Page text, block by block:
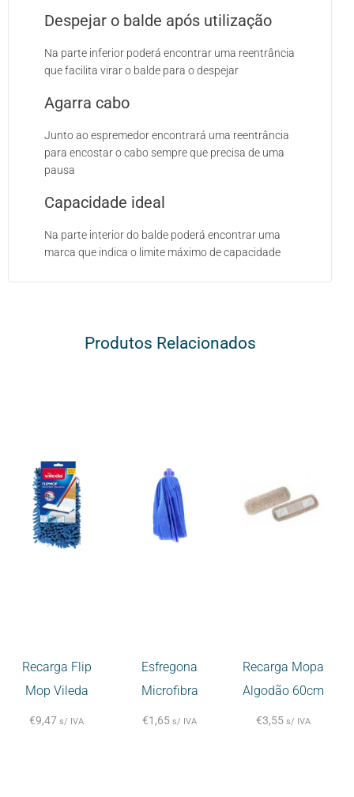
Despejar o balde após utilização
Na parte inferior poderá encontrar uma reentrância
que facilita virar o balde para o despejar
Agarra cabo
Junto ao espremedor encontrará uma reentrância
para encostar o cabo sempre que precisa de uma
pausa
Capacidade ideal
Na parte interior do balde poderá encontrar uma
marca que indica o limite máximo de capacidade
Produtos Relacionados
Recarga Flip
Mop Vileda
€9,47 s/ IVA
Esfregona
Microfibra
€1,65 s/ IVA
Recarga Mopa
Algodão 60cm
€3,55 s/ IVA